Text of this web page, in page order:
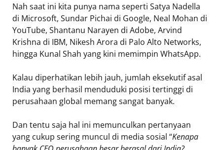
Nah saat ini kita punya nama seperti Satya Nadella
di Microsoft, Sundar Pichai di Google, Neal Mohan di
YouTube, Shantanu Narayen di Adobe, Arvind
Krishna di IBM, Nikesh Arora di Palo Alto Networks,
hingga Kunal Shah yang kini memimpin WhatsApp.
Kalau diperhatikan lebih jauh, jumlah eksekutif asal
India yang berhasil menduduki posisi tertinggi di
perusahaan global memang sangat banyak.
Dan tentu saja hal ini memunculkan pertanyaan
yang cukup sering muncul di media sosial “Kenapa